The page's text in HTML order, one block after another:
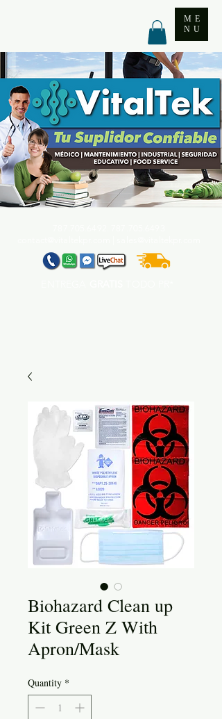
ME
NU
Biohazard Clean up
Kit Green Z With
Apron/Mask
Quantity *